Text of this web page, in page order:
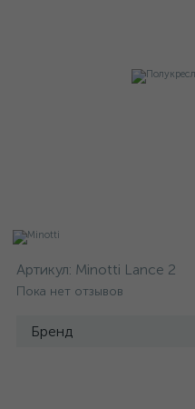
Артикул: Minotti Lance 2
Пока нет отзывов
Бренд